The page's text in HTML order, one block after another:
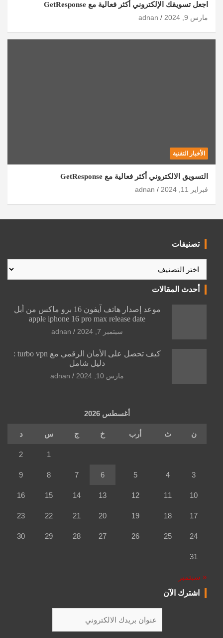
اجعل تسويقك الإلكتروني أكثر فعالية مع GetResponse
مارس 9, 2024
adnan
الأخبار التقنية
التسويق الالكتروني أكثر فعالية مع GetResponse
فبراير 11, 2024
adnan
تصنيفات
تصنيفات
أحدث المقالات
موعد إصدار هاتف آيفون 16 برو ماكس من أبل
apple iphone 16 pro max release date
سبتمبر 7, 2024 adnan
كيف تحصل على الأمان الرقمي مع turbo vpn :
دليل شامل
مارس 10, 2024 adnan
أغسطس 2026
ن ث أرب خ ج س د
1
2
3
4
5
6
7
8
9
10
11
12
13
14
15
16
17
18
19
20
21
22
23
24
25
26
27
28
29
30
31
« سبتمبر
اشترك الآن